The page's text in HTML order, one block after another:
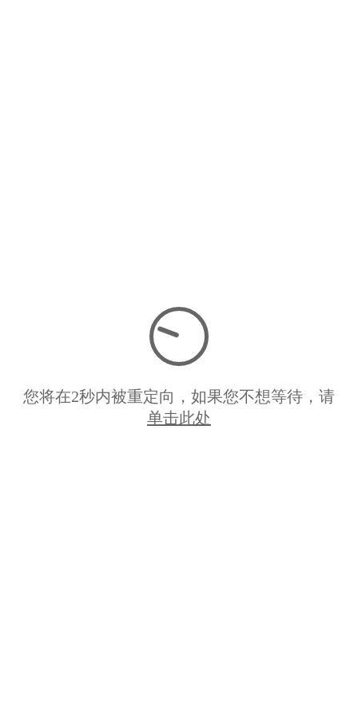
您将在2秒内被重定向，如果您不想等待，请
单击此处